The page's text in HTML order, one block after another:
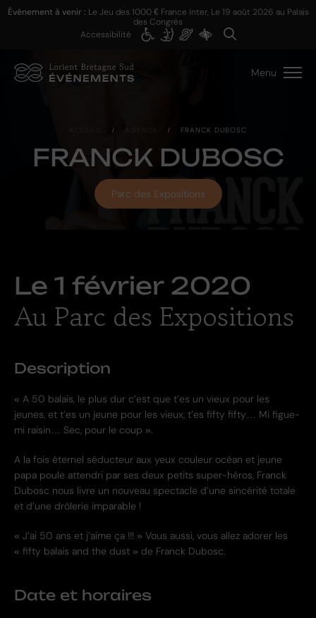
Événement à venir : Le Jeu des 1000 € France Inter, Le 19 août 2026 au Palais
des Congrès
Accessibilité
Menu
FRANCK DUBOSC
/ / FRANCK DUBOSC
Parc des Expositions
Le 1 février 2020
Au Parc des Expositions
Description
« A 50 balais, le plus dur c’est que t’es un vieux pour les
jeunes, et t’es un jeune pour les vieux, t’es fifty fifty… Mi figue-
mi raisin… Sec, pour le coup ».
A la fois éternel séducteur aux yeux couleur océan et jeune
papa poule attendri par ses deux petits super-héros, Franck
Dubosc nous livre un nouveau spectacle d’une sincérité totale
et d’une drôlerie imparable !
« J’ai 50 ans et j’aime ça !!! » Vous aussi, vous allez adorer les
« fifty balais and the dust » de Franck Dubosc.
Date et horaires